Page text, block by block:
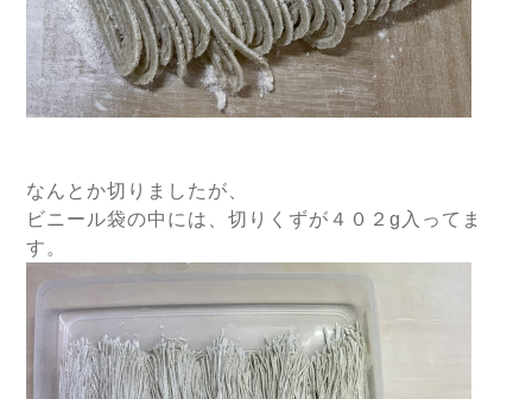
なんとか切りましたが、
ビニール袋の中には、切りくずが４０２g入ってま
す。